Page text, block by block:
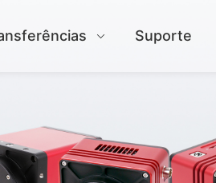
Suporte